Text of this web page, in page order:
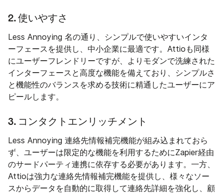
2. 使いやすさ
Less Annoying 名の通り、シンプルで使いやすいインタ
ーフェースを提供し、中小企業に最適です。Attioも同様
にユーザーフレンドリーですが、よりモダンで洗練された
インターフェースと高度な機能を備えており、シンプルさ
と機能性のバランスを求める技術に精通したユーザーにア
ピールします。
3. コンタクトエンリッチメント
Less Annoying 連絡先情報補完機能が組み込まれておら
ず、ユーザーは限定的な機能を利用するためにZapier経由
のサードパーティ連携に依存する必要があります。一方、
Attioは強力な連絡先情報補完機能を提供し、様々なソー
スからデータを自動的に取得して連絡先詳細を強化し、顧